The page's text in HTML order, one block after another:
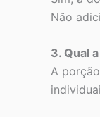
Não
3. Qual
A